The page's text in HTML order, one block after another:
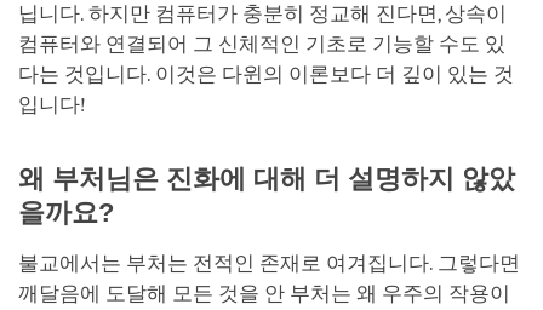
닙니다. 하지만 컴퓨터가 충분히 정교해 진다면, 상속이
컴퓨터와 연결되어 그 신체적인 기초로 기능할 수도 있
다는 것입니다. 이것은 다윈의 이론보다 더 깊이 있는 것
입니다!
왜 부처님은 진화에 대해 더 설명하지 않았
을까요?
불교에서는 부처는 전적인 존재로 여겨집니다. 그렇다면
깨달음에 도달해 모든 것을 안 부처는 왜 우주의 작용이